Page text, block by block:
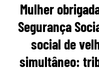
Mulher
Segurança
social de
simultâneo: